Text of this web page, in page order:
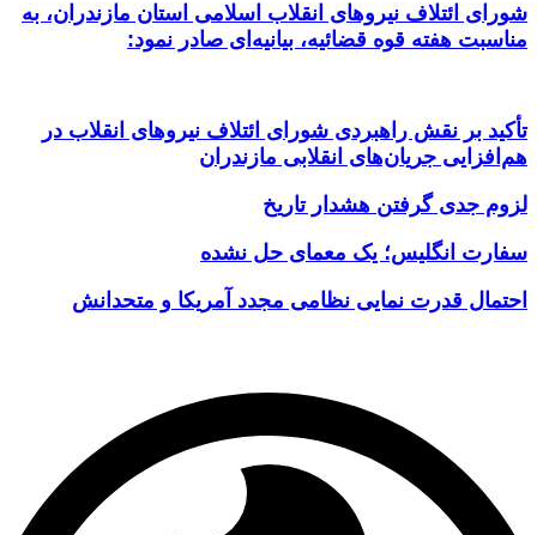
شورای ائتلاف نیروهای انقلاب اسلامی استان مازندران، به
مناسبت هفته قوه قضائیه، بیانیه‌ای صادر نمود:
تأکید بر نقش راهبردی شورای ائتلاف نیروهای انقلاب در
هم‌افزایی جریان‌های انقلابی مازندران
لزوم جدی گرفتن هشدار تاریخ
سفارت انگلیس؛ یک معمای حل نشده
احتمال قدرت نمایی نظامی مجدد آمریکا و متحدانش